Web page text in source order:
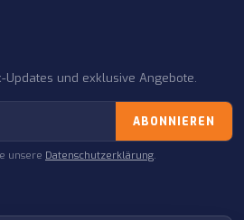
Updates und exklusive Angebote.
ABONNIEREN
unsere Datenschutzerklärung.